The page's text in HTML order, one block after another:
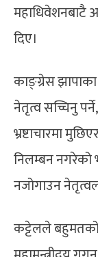
महाधिवेशनबाटै
दिए।
काङ्ग्रेस
नेतृत्व सच्चिनु
भ्रष्टाचारमा
निलम्बन नगरेको
नजोगाउन
कट्टेलले बहुमतको